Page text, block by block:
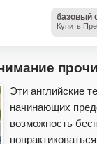
базовый
Купить
Эти английские
начинающих
возможность